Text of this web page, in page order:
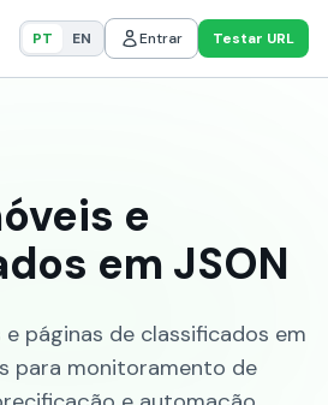
PT EN Entrar Testar URL
e
em JSON
páginas de classificados em
para monitoramento de